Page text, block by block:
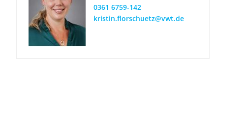
0361 6759-142
kristin.florschuetz@vwt.de